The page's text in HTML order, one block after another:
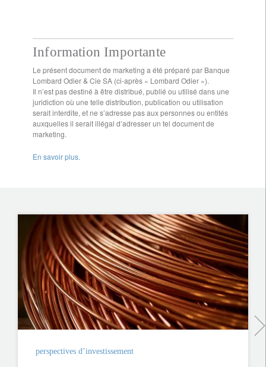
Information Importante
Le présent document de marketing a été préparé par Banque
Lombard Odier & Cie SA (ci-après « Lombard Odier »).
Il n’est pas destiné à être distribué, publié ou utilisé dans une
juridiction où une telle distribution, publication ou utilisation
serait interdite, et ne s’adresse pas aux personnes ou entités
auxquelles il serait illégal d’adresser un tel document de
marketing.
En savoir plus.
perspectives d’investissement